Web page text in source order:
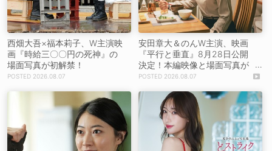
西畑大吾×福本莉子、W主演映
画『時給三〇〇円の死神』の
場面写真が初解禁！
2026.08.07
安田章大＆のんW主演、映画
『平行と垂直』8月28日公開
決定！本編映像と場面写真が
初解禁！2026.08.07